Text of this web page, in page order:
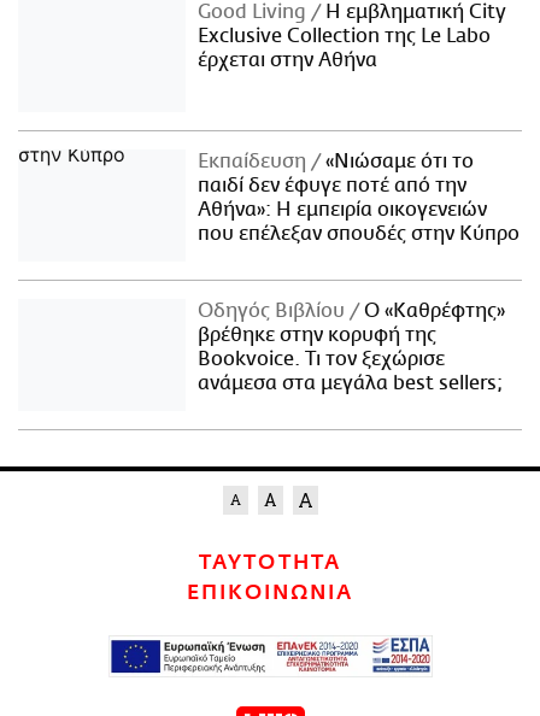
Good Living
Η εμβληματική City
Exclusive Collection της Le Labo
έρχεται στην Αθήνα
Εκπαίδευση
«Νιώσαμε ότι το
παιδί δεν έφυγε ποτέ από την
Αθήνα»: Η εμπειρία οικογενειών
που επέλεξαν σπουδές στην Κύπρο
Οδηγός Βιβλίου
Ο «Καθρέφτης»
βρέθηκε στην κορυφή της
Bookvoice. Τι τον ξεχώρισε
ανάμεσα στα μεγάλα best sellers;
ΤΑΥΤΟΤΗΤΑ
ΕΠΙΚΟΙΝΩΝΙΑ